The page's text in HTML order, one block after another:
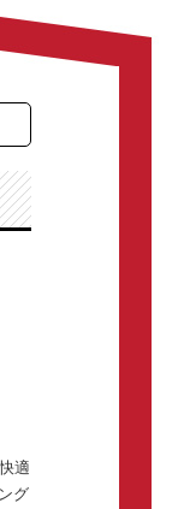
適
グ